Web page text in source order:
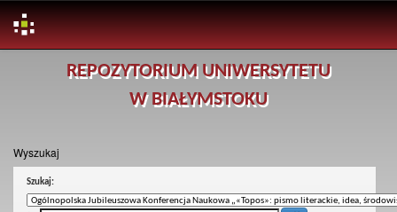
REPOZYTORIUM UNIWERSYTETU
W BIAŁYMSTOKU
Wyszukaj
Szukaj: